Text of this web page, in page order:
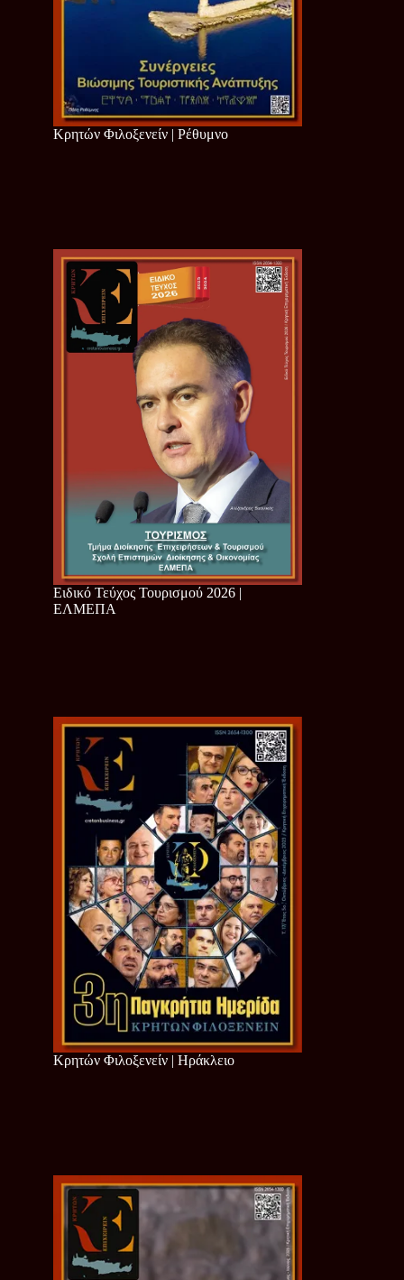
Κρητών Φιλοξενείν | Ρέθυμνο
Ειδικό Τεύχος Τουρισμού 2026 |
ΕΛΜΕΠΑ
Κρητών Φιλοξενείν | Ηράκλειο